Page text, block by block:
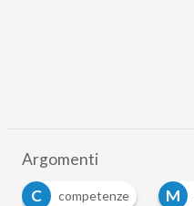
Argomenti
C
competenze M